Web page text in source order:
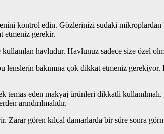
edin. Gözlerinizi sudaki mikroplardan
etmeniz gerekir.
havludur. Havlunuz sadece size özel
bakımına çok dikkat etmeniz gerekiyor.
eden makyaj ürünleri dikkatli kullanılmalı.
arındırılmalıdır.
gören kılcal damarlarda bir süre sonra